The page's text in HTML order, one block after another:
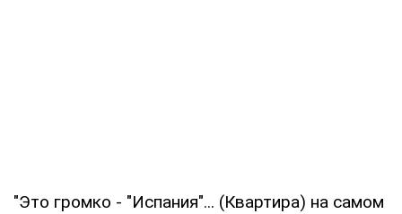
"Это громко - "Испания"... (Квартира) на самом